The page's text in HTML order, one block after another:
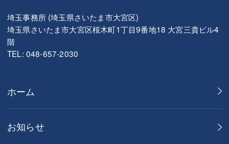
埼玉事務所 (埼玉県さいたま市大宮区)
埼玉県さいたま市大宮区桜木町1丁目9番地18 大宮三貴ビル4
階
TEL: 048-657-2030
ホーム
お知らせ